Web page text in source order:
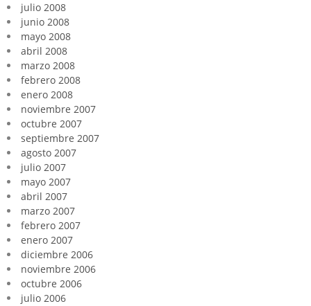
julio 2008
junio 2008
mayo 2008
abril 2008
marzo 2008
febrero 2008
enero 2008
noviembre 2007
octubre 2007
septiembre 2007
agosto 2007
julio 2007
mayo 2007
abril 2007
marzo 2007
febrero 2007
enero 2007
diciembre 2006
noviembre 2006
octubre 2006
julio 2006